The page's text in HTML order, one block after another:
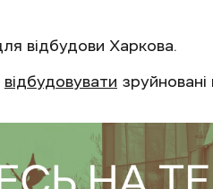
відбудови Харкова.
відбудовувати